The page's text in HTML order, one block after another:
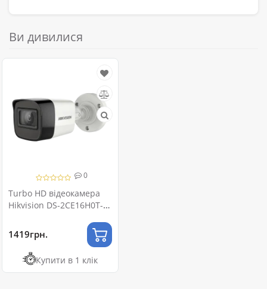
Ви дивилися
0
Turbo HD відеокамера
Hikvision DS-2CE16H0T-
1419грн.
Купити в 1 клік